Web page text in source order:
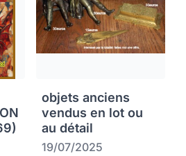
objets anciens
vendus en lot ou
au détail
19/07/2025